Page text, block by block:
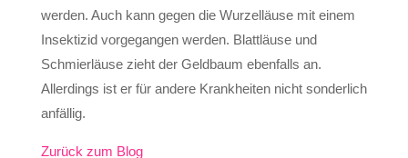
werden. Auch kann gegen die Wurzelläuse mit einem
Insektizid vorgegangen werden. Blattläuse und
Schmierläuse zieht der Geldbaum ebenfalls an.
Allerdings ist er für andere Krankheiten nicht sonderlich
anfällig.
Zurück zum Blog